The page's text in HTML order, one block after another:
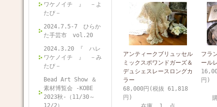
ワケノイチ 』 －よ
たび－
2024.7.5-7 ひらか
た手芸市 vol.20
2024.3.20 『 ハレ
ワケノイチ 』 －み
たび－
Bead Art Show ＆
素材博覧会 -KOBE
2023秋-（11/30～
12/2）
アンティークブリュッセル
ミックスポワンドガーズ＆
デュシェスレースロングカ
ラー
68,000円(税抜 61,818
円)
フラ
ール
円)